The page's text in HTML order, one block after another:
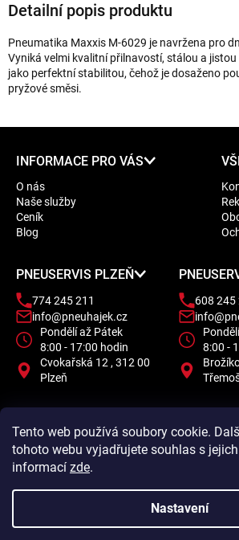
Tento web používá soubory cookie.
tohoto webu vyjadřujete souhlas s
informací zde.
Nastavení
Detailní popis produktu
Pneumatika Maxxis M-6029 je navržena pro
Vyniká velmi kvalitní přilnavostí, stálou a
jako perfektní stabilitou, čehož je dosaženo
pryžové směsi.
INFORMACE PRO VÁS
O nás
Naše služby
Ceník
Blog
PNEUSERVIS PLZEŇ
774 245 211
info@pneuhajek.cz
Pondělí až Pátek
8:00 - 17:00 hodin
Cvokařská 12 , 312 00
Plzeň
608 245
8:00 -